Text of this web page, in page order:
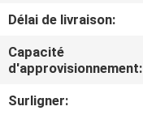
VISITE
DE
L'USINE
Délai de livraison:
Capacité
d'approvisionnement:
Surligner: